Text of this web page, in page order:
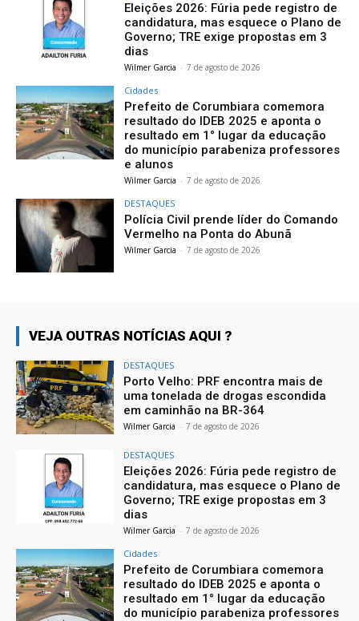
Eleições 2026: Fúria pede registro de
candidatura, mas esquece o Plano de
Governo; TRE exige propostas em 3
dias
Wilmer Garcia - 7 de agosto de 2026
Cidades
Prefeito de Corumbiara comemora
resultado do IDEB 2025 e aponta o
resultado em 1° lugar da educação
do município parabeniza professores
e alunos
Wilmer Garcia - 7 de agosto de 2026
DESTAQUES
Polícia Civil prende líder do Comando
Vermelho na Ponta do Abunã
Wilmer Garcia - 7 de agosto de 2026
VEJA OUTRAS NOTÍCIAS AQUI ?
DESTAQUES
Porto Velho: PRF encontra mais de
uma tonelada de drogas escondida
em caminhão na BR-364
Wilmer Garcia - 7 de agosto de 2026
DESTAQUES
Eleições 2026: Fúria pede registro de
candidatura, mas esquece o Plano de
Governo; TRE exige propostas em 3
dias
Wilmer Garcia - 7 de agosto de 2026
Cidades
Prefeito de Corumbiara comemora
resultado do IDEB 2025 e aponta o
resultado em 1° lugar da educação
do município parabeniza professores